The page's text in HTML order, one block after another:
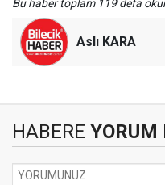
Bu haber toplam 119 defa
Aslı KARA
HABERE YORUM